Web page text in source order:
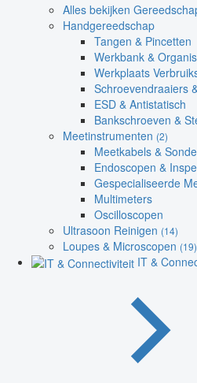
Alles bekijken
Handgereedschap
Tangen & Pincetten
Werkbank &
Werkplaats
Schroevendraaiers
ESD & Antistatisch
Bankschroeven &
Meetinstrumenten (2)
Meetkabels &
Endoscopen &
Gespecialiseerde
Multimeters
Oscilloscopen
Ultrasoon Reinigen (14)
Loupes & Microscopen (19)
IT &